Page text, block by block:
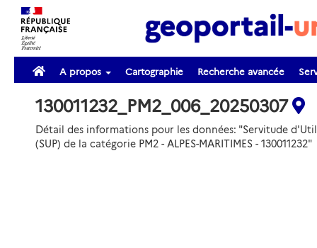
A propos Cartographie Recherche avancée
130011232_PM2_006_20250307
Détail des informations pour les données: "Servitude
(SUP) de la catégorie PM2 - ALPES-MARITIMES - 130011232"